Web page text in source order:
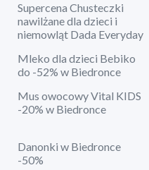
Supercena Chusteczki
nawilżane dla dzieci i
niemowląt Dada Everyday
Mleko dla dzieci Bebiko
do -52% w Biedronce
Mus owocowy Vital KIDS
-20% w Biedronce
Danonki w Biedronce
-50%